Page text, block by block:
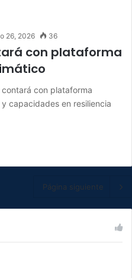
26, 2026 36
con plataforma
con plataforma
capacidades en resiliencia
Página siguiente